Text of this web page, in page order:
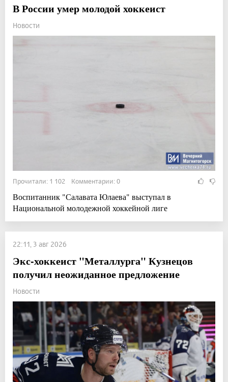
В России умер молодой хоккеист
Новости
Прочитали: 1 102 Комментарии: 0
Воспитанник "Салавата Юлаева" выступал в
Национальной молодежной хоккейной лиге
22:11, 3 авг 2026
Экс-хоккеист "Металлурга" Кузнецов
получил неожиданное предложение
Новости